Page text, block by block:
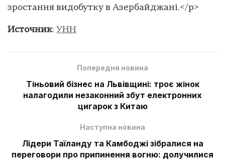
зростання видобутку в Азербайджані.</p>
Источник: УНН
Попередня новина
Тіньовий бізнес на Львівщині: троє жінок
налагодили незаконний збут електронних
цигарок з Китаю
Наступна новина
Лідери Таїланду та Камбоджі зібралися на
переговори про припинення вогню: долучилися